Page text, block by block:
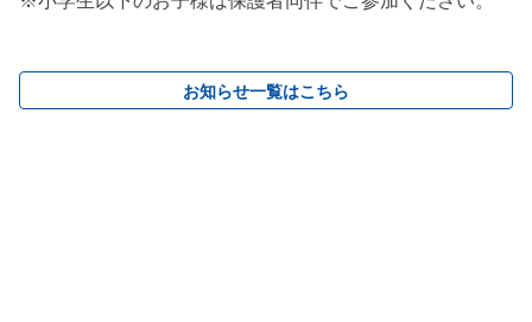
お知らせ一覧はこちら